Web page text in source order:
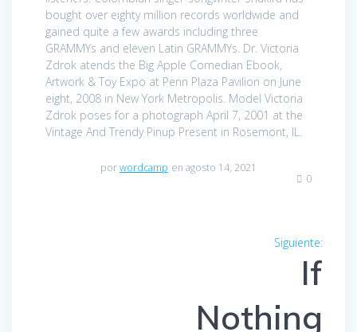
bought over eighty million records worldwide and
gained quite a few awards including three
GRAMMYs and eleven Latin GRAMMYs. Dr. Victoria
Zdrok atends the Big Apple Comedian Ebook,
Artwork & Toy Expo at Penn Plaza Pavilion on June
eight, 2008 in New York Metropolis. Model Victoria
Zdrok poses for a photograph April 7, 2001 at the
Vintage And Trendy Pinup Present in Rosemont, IL.
porwordcamp en agosto 14, 2021
0
Siguiente:
If
Nothing